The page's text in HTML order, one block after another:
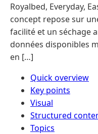
Royalbed, Everyday,
concept repose sur
facilité et un séchage
données disponibles
en […]
Quick overview
Key points
Visual
Structured
Topics